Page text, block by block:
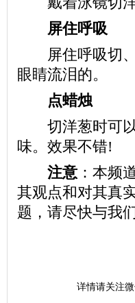
屏住呼吸
屏住呼吸切、
眼睛流泪的。
点蜡烛
切洋葱时可以
味。效果不错!
注意 ：本频
其观点和对其真
题，请尽快与我
详情请关注微